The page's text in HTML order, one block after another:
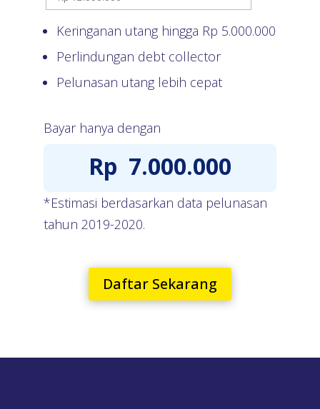
Keringanan utang hingga Rp 5.000.000
Perlindungan debt collector
Pelunasan utang lebih cepat
Bayar hanya dengan
Rp 7.000.000
*Estimasi berdasarkan data pelunasan
tahun 2019-2020.
Daftar Sekarang